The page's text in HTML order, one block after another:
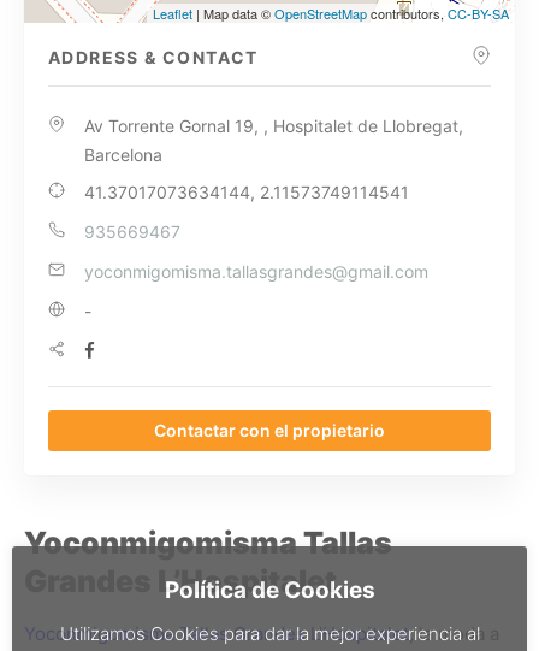
Leaflet | Map data ©OpenStreetMapcontributors, CC-BY-SA
ADDRESS & CONTACT
Av Torrente Gornal 19, , Hospitalet de Llobregat,
Barcelona
41.37017073634144, 2.11573749114541
935669467
yoconmigomisma.tallasgrandes@gmail.com
-
Contactar con el propietario
Yoconmigomisma Tallas
Grandes L’Hospitalet
Yoconmigomisma Tallas Grandes L’Hospitalet,la moda a
Política de Cookies
Utilizamos Cookies para dar la mejor experiencia al